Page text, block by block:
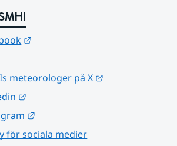
meteorologer på X
för sociala medier